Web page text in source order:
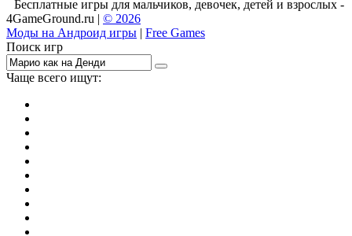
Бесплатные игры для мальчиков, девочек, детей и взрослых -
4GameGround.ru | © 2026
Моды на Андроид игры | Free Games
Поиск игр
Чаще всего ищут: